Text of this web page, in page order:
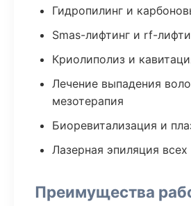
Гидропилинг и
Smas-лифтинг и rf-
Криолиполиз и
Лечение выпадения
мезотерапия
Биоревитализация и
Лазерная эпиляция всех
Преимущества